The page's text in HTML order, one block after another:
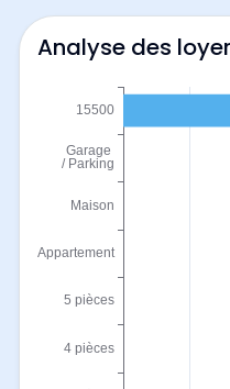
Analyse des